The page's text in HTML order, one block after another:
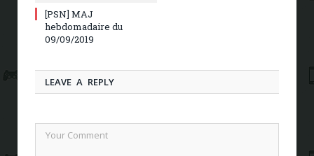
[PSN] MAJ
hebdomadaire du
09/09/2019
LEAVE A REPLY